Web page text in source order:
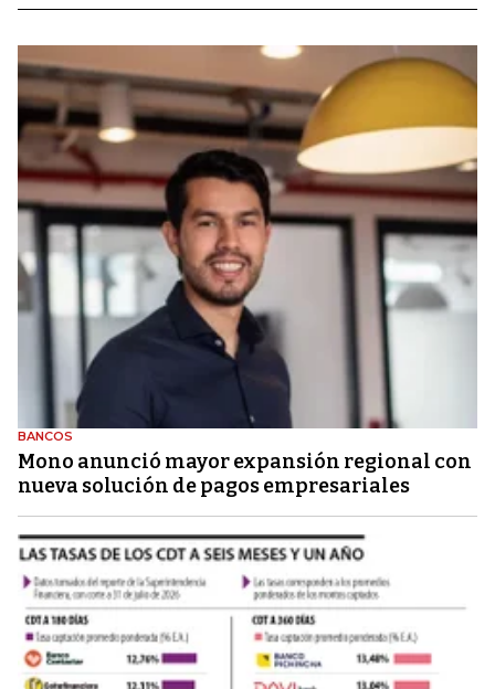
BANCOS
Mono anunció mayor expansión regional con
nueva solución de pagos empresariales